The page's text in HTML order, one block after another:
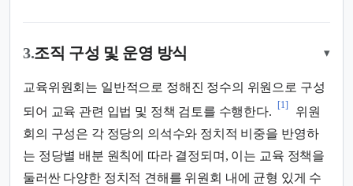
3.조직 구성 및 운영 방식 ▾
교육위원회는 일반적으로 정해진 정수의 위원으로 구성
되어 교육 관련 입법 및 정책 검토를 수행한다.
[1]
위원
회의 구성은 각 정당의 의석수와 정치적 비중을 반영하
는 정당별 배분 원칙에 따라 결정되며, 이는 교육 정책을
둘러싼 다양한 정치적 견해를 위원회 내에 균형 있게 수